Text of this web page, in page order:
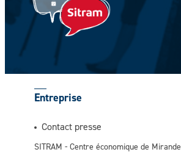
Entreprise
Contact presse
SITRAM - Centre économique de Mirande